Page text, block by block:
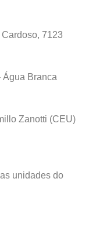
7123
Água Branca
Zanotti (CEU)
unidades do